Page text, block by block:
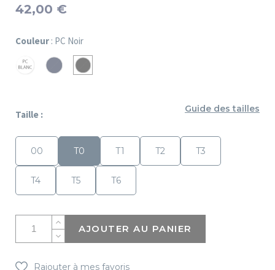
42,00 €
Couleur : PC Noir
PC
PC
PC
Taille :
Guide des tailles
00 T0 T1 T2 T3
T4 T5 T6
AJOUTER AU PANIER
Rajouter à mes favoris